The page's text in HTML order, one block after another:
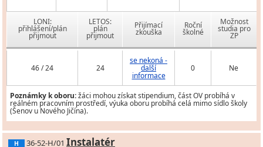
LONI:
přihlášení/plán
přijmout
LETOS:
plán
přijmout
Přijímací
zkouška
Roční
školné
Možnost
studia pro
ZP
46 / 24 24
se nekoná -
další
informace
0 Ne
Poznámky k oboru:žáci mohou získat stipendium, část OV probíhá v
reálném pracovním prostředí, výuka oboru probíhá celá mimo sídlo školy
(Šenov u Nového Jičína).
H 36-52-H/01 Instalatér